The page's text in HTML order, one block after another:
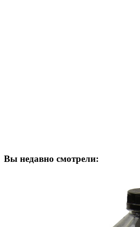
Вы недавно смотрели: